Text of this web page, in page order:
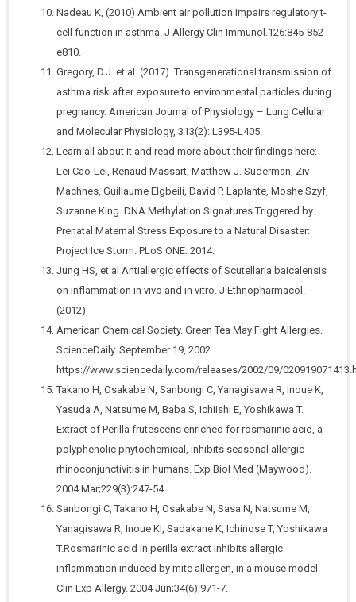
Nadeau K, (2010) Ambient air pollution impairs regulatory t-
cell function in asthma. J Allergy Clin Immunol.126:845-852
e810.
Gregory, D.J. et al. (2017). Transgenerational transmission of
asthma risk after exposure to environmental particles during
pregnancy. American Journal of Physiology – Lung Cellular
and Molecular Physiology, 313(2): L395-L405.
Learn all about it and read more about their findings here:
Lei Cao-Lei, Renaud Massart, Matthew J. Suderman, Ziv
Machnes, Guillaume Elgbeili, David P. Laplante, Moshe Szyf,
Suzanne King. DNA Methylation Signatures Triggered by
Prenatal Maternal Stress Exposure to a Natural Disaster:
Project Ice Storm. PLoS ONE. 2014.
Jung HS, et al Antiallergic effects of Scutellaria baicalensis
on inflammation in vivo and in vitro. J Ethnopharmacol.
(2012)
American Chemical Society. Green Tea May Fight Allergies.
ScienceDaily. September 19, 2002.
https://www.sciencedaily.com/releases/2002/09/
Takano H, Osakabe N, Sanbongi C, Yanagisawa R, Inoue K,
Yasuda A, Natsume M, Baba S, Ichiishi E, Yoshikawa T.
Extract of Perilla frutescens enriched for rosmarinic acid, a
polyphenolic phytochemical, inhibits seasonal allergic
rhinoconjunctivitis in humans. Exp Biol Med (Maywood).
2004 Mar;229(3):247-54.
Sanbongi C, Takano H, Osakabe N, Sasa N, Natsume M,
Yanagisawa R, Inoue KI, Sadakane K, Ichinose T, Yoshikawa
T.Rosmarinic acid in perilla extract inhibits allergic
inflammation induced by mite allergen, in a mouse model.
Clin Exp Allergy. 2004 Jun;34(6):971-7.